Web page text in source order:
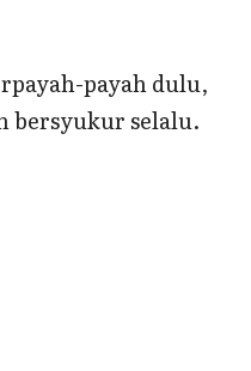
payah dulu,
bersyukur selalu.